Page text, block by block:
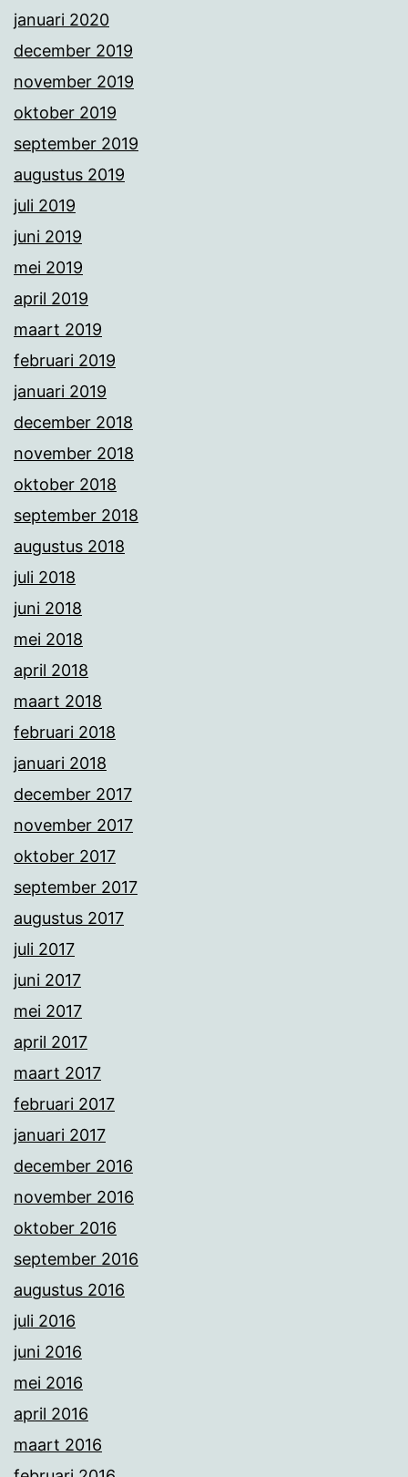
januari 2020
december 2019
november 2019
oktober 2019
september 2019
augustus 2019
juli 2019
juni 2019
mei 2019
april 2019
maart 2019
februari 2019
januari 2019
december 2018
november 2018
oktober 2018
september 2018
augustus 2018
juli 2018
juni 2018
mei 2018
april 2018
maart 2018
februari 2018
januari 2018
december 2017
november 2017
oktober 2017
september 2017
augustus 2017
juli 2017
juni 2017
mei 2017
april 2017
maart 2017
februari 2017
januari 2017
december 2016
november 2016
oktober 2016
september 2016
augustus 2016
juli 2016
juni 2016
mei 2016
april 2016
maart 2016